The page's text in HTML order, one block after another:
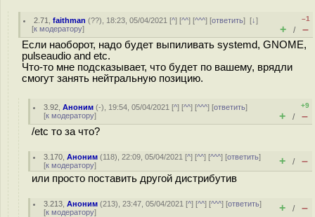
2.71 ,faithman (??), 18:23, 05/04/2021 [^] [^^] [^^^] [ответить][↓]
[к модератору]
–1
+ / –
Если наоборот, надо будет выпиливать systemd, GNOME,
pulseaudio and etc.
Что-то мне подсказывает, что будет по вашему, врядли
смогут занять нейтральную позицию.
3.92 ,Аноним (-), 19:54, 05/04/2021 [^] [^^] [^^^] [ответить]
[к модератору]
+9
+ / –
/etc то за что?
3.170 ,Аноним (118), 22:09, 05/04/2021 [^] [^^] [^^^] [ответить]
[к модератору] + / –
или просто поставить другой дистрибутив
3.213 ,Аноним (213), 23:47, 05/04/2021 [^] [^^] [^^^] [ответить]
[к модератору] + / –